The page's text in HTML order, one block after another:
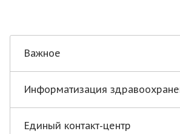
Важное
Информатизация
Единый контакт-центр